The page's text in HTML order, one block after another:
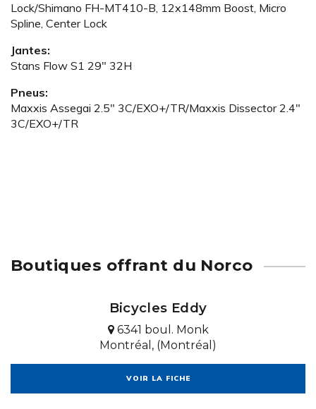
Lock/Shimano FH-MT410-B, 12x148mm Boost, Micro
Spline, Center Lock
Jantes:
Stans Flow S1 29" 32H
Pneus:
Maxxis Assegai 2.5" 3C/EXO+/TR/Maxxis Dissector 2.4"
3C/EXO+/TR
Boutiques offrant du Norco
Bicycles Eddy
6341 boul. Monk
Montréal, (Montréal)
VOIR LA FICHE